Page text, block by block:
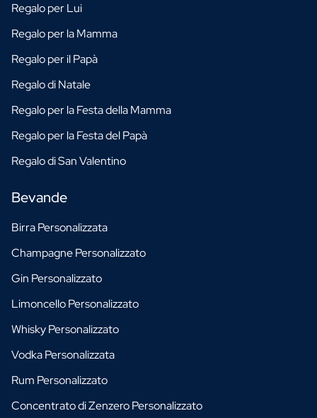
Regalo per Lui
Regalo per la Mamma
Regalo per il Papà
Regalo di Natale
Regalo per la Festa della Mamma
Regalo per la Festa del Papà
Regalo di San Valentino
Bevande
Birra Personalizzata
Champagne Personalizzato
Gin Personalizzato
Limoncello Personalizzato
Whisky Personalizzato
Vodka Personalizzata
Rum Personalizzato
Concentrato di Zenzero Personalizzato